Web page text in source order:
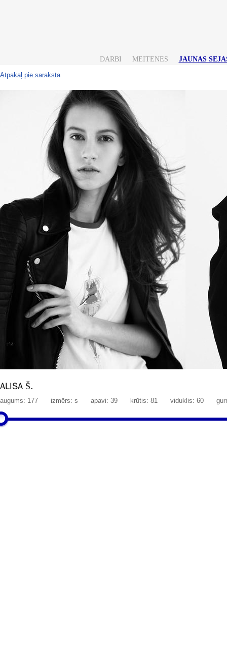
DARBI MEITENES JAUNAS
Atpakaļ pie saraksta
ALISA Š.
augums: 177 izmērs: s apavi: 39 krūtis: 81 viduklis: 60